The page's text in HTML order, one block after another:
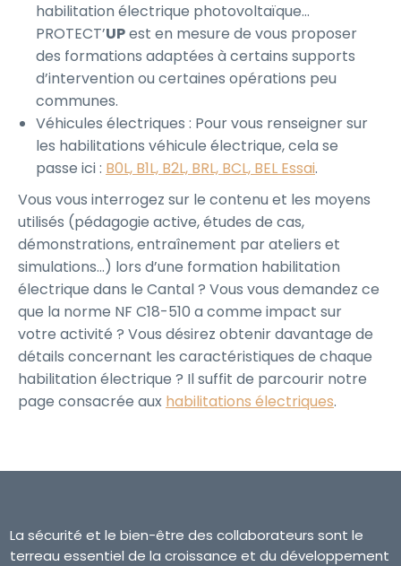
habilitation électrique photovoltaïque…
PROTECT’UPest en mesure de vous proposer
des formations adaptées à certains supports
d’intervention ou certaines opérations peu
communes.
Véhicules électriques : Pour vous renseigner sur
les habilitations véhicule électrique, cela se
passe ici : B0L, B1L, B2L, BRL, BCL, BEL Essai.
Vous vous interrogez sur le contenu et les moyens
utilisés (pédagogie active, études de cas,
démonstrations, entraînement par ateliers et
simulations…) lors d’une formation habilitation
électrique dans le Cantal ? Vous vous demandez ce
que la norme NF C18-510 a comme impact sur
votre activité ? Vous désirez obtenir davantage de
détails concernant les caractéristiques de chaque
habilitation électrique ? Il suffit de parcourir notre
page consacrée aux habilitations électriques.
La sécurité et le bien-être des collaborateurs sont le
terreau essentiel de la croissance et du développement